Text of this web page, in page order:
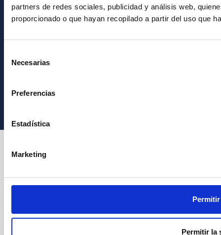
partners de redes sociales, publicidad y análisis web,
proporcionado o que hayan recopilado a partir del uso que
Necesarias
Preferencias
Estadística
Marketing
Permitir la